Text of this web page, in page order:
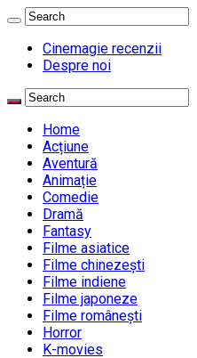
Cinemagie recenzii
Despre noi
Home
Acțiune
Aventură
Animație
Comedie
Dramă
Fantasy
Filme asiatice
Filme chinezești
Filme indiene
Filme japoneze
Filme românești
Horror
K-movies